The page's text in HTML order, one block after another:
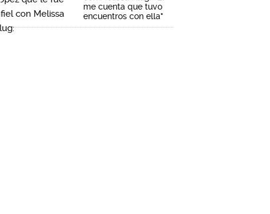
me cuenta que tuvo
encuentros con ella"